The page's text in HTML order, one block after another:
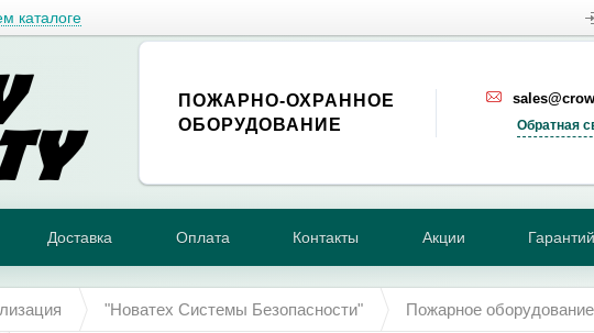
каталоге
ПОЖАРНО-ОХРАННОЕ
ОБОРУДОВАНИЕ
Обратная
Доставка Оплата Контакты Акции
"Новатех Системы Безопасности" Пожарное оборудование